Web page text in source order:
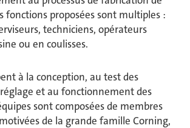
fonctions proposées sont multiples :
techniciens, opérateurs
ou en coulisses.
à la conception, au test des
et au fonctionnement des
sont composées de membres
de la grande famille Corning,